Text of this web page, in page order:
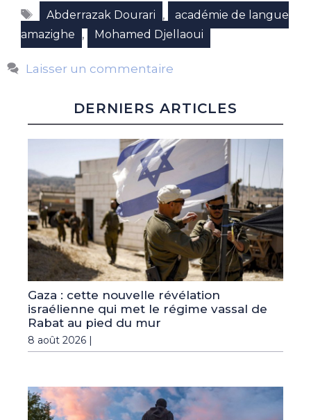
Étiquettes
Abderrazak Dourari ,
académie de langue
amazighe
, Mohamed Djellaoui
Laisser un commentaire
DERNIERS ARTICLES
Gaza : cette nouvelle révélation
israélienne qui met le régime vassal de
Rabat au pied du mur
8 août 2026 |